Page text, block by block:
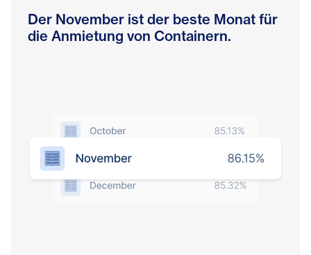
Der November ist der beste Monat für
die Anmietung von Containern.